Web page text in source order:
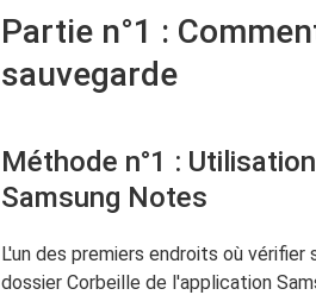
Partie n°1 :
sauvegarde
Méthode n°1 :
Samsung Notes
L'un des premiers endroits où
dossier Corbeille de l'application